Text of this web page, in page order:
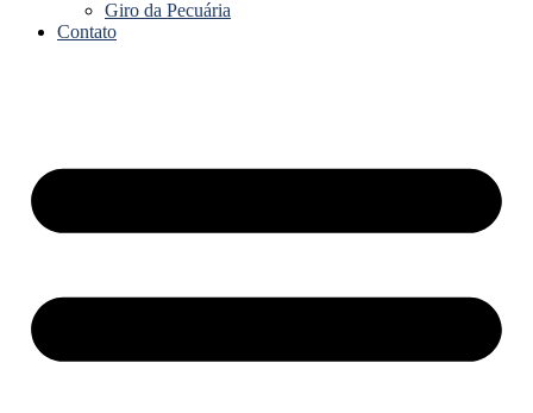
Giro da Pecuária
Contato